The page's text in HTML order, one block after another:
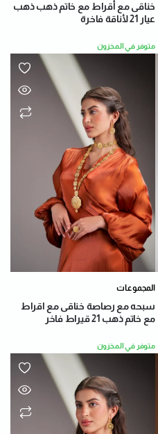
خناقى مع أقراط مع خاتم ذهب ذهب
عيار 21 لأناقة فاخرة
متوفر في المخزون
المجموعات
سبحه مع رصاصة خناقى مع اقراط
مع خاتم ذهب 21 قيراط فاخر
متوفر في المخزون